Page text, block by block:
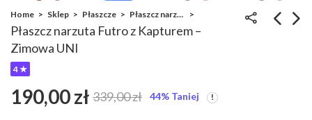
Home Sklep Płaszcze Płaszcz narzuta Futro z Kapturem
Płaszcz narzuta Futro z Kapturem –
Zimowa UNI
269,00
4 ★
190,00zł 339,00zł 44% Taniej